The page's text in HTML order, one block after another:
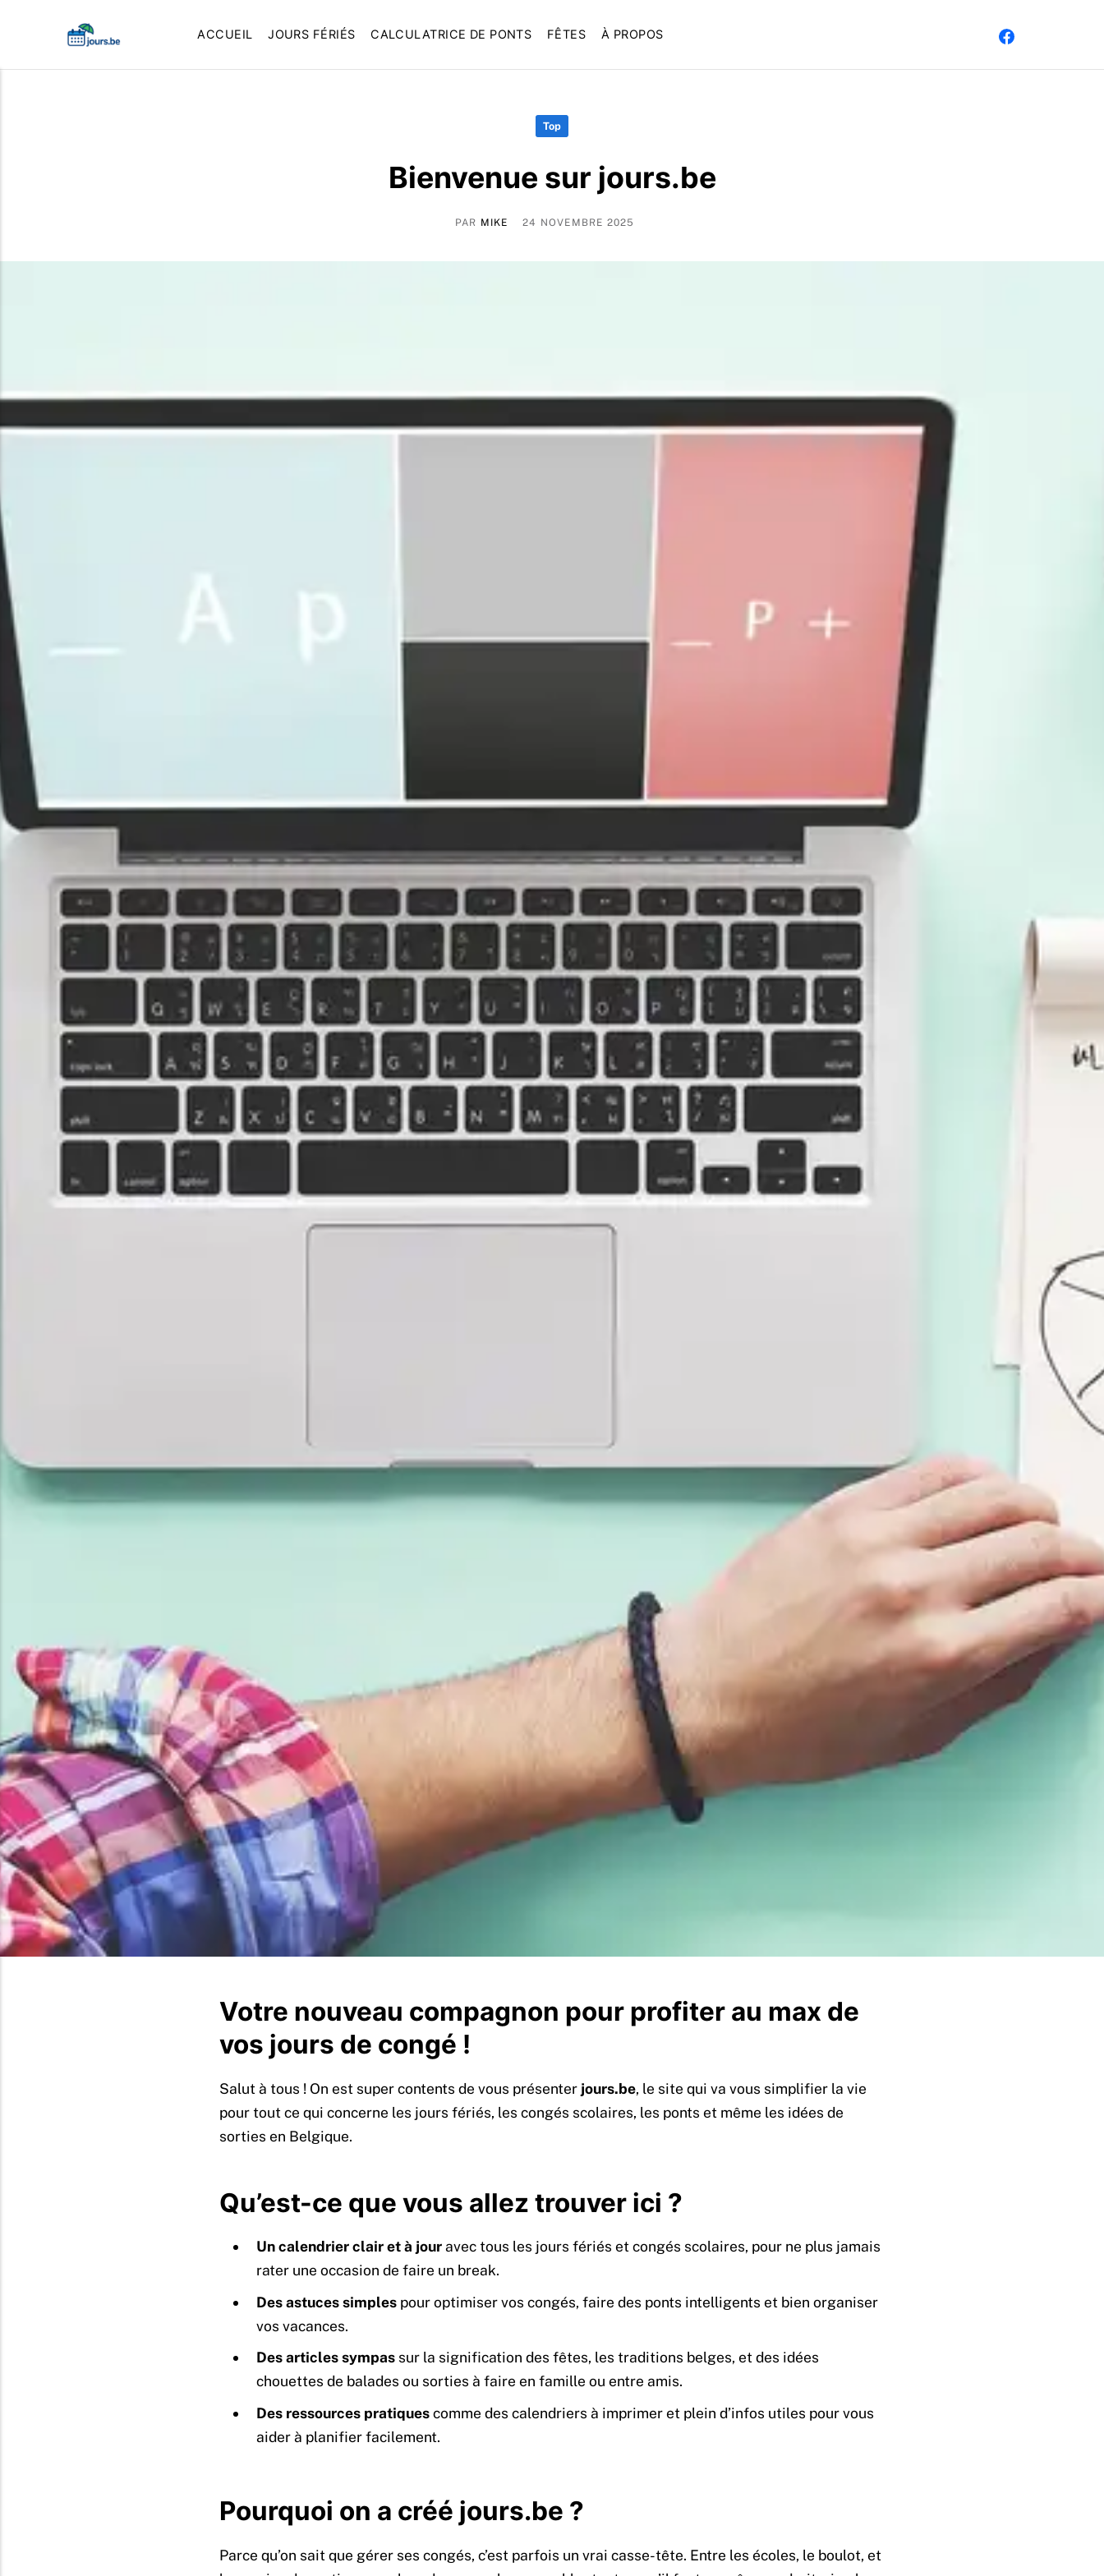
ACCUEIL JOURS FÉRIÉS CALCULATRICE DE PONTS FÊTES À PROPOS
Top
Bienvenue sur jours.be
PAR MIKE 24 NOVEMBRE 2025
Votre nouveau compagnon pour profiter au max de
vos jours de congé !
Salut à tous ! On est super contents de vous présenter jours.be, le site qui va vous simplifier la vie
pour tout ce qui concerne les jours fériés, les congés scolaires, les ponts et même les idées de
sorties en Belgique.
Qu’est-ce que vous allez trouver ici ?
Un calendrier clair et à jouravec tous les jours fériés et congés scolaires, pour ne plus jamais
rater une occasion de faire un break.
Des astuces simplespour optimiser vos congés, faire des ponts intelligents et bien organiser
vos vacances.
Des articles sympassur la signification des fêtes, les traditions belges, et des idées
chouettes de balades ou sorties à faire en famille ou entre amis.
Des ressources pratiquescomme des calendriers à imprimer et plein d’infos utiles pour vous
aider à planifier facilement.
Pourquoi on a créé jours.be ?
Parce qu’on sait que gérer ses congés, c’est parfois un vrai casse-tête. Entre les écoles, le boulot, et